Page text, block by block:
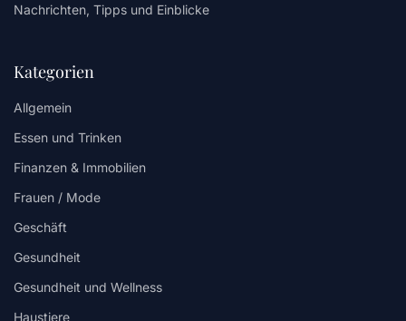
Nachrichten, Tipps und Einblicke
Kategorien
Allgemein
Essen und Trinken
Finanzen & Immobilien
Frauen / Mode
Geschäft
Gesundheit
Gesundheit und Wellness
Haustiere